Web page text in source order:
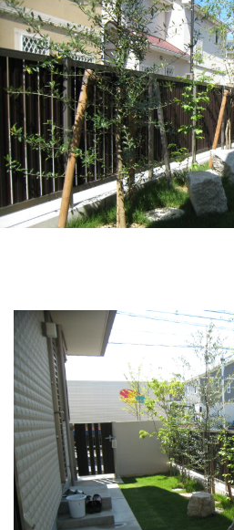
Dea'sGarden ディーズシェッド
Dea'sGarden プロバンス
ECOMOC エコモックフェンス
LIXIL アーキフィールド
LIXIL アクシィ1型
LIXIL ア
LIXIL アメリカンフェンス
LIXIL アルファベットサイン
LIXIL アルメッシュフェンス
LIXIL エススライド
LIXIL
LIXIL カーポートSC
LIXIL
LIXIL グレイスランド
LIXIL ココマ
LIXIL サイモン
LIXIL サニーブリーズフェンス
LIXIL スタイルコート
LIXIL
LIXIL スマート宅配ポスト